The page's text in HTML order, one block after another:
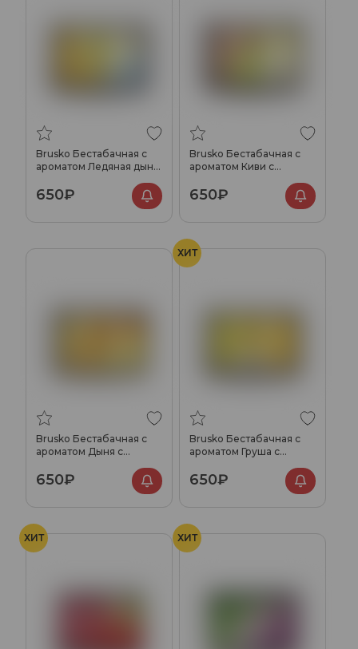
Brusko Бестабачная с
ароматом Ледяная дыня,
650₽
Brusko Бестабачная с
ароматом Киви с
650₽
Brusko Бестабачная с
ароматом Дыня с
650₽
ХИТ
Brusko Бестабачная с
ароматом Груша с
650₽
ХИТ ХИТ